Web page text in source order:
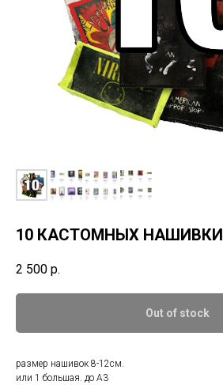
10 КАСТОМНЫХ НАШИВКИ
2 500 р.
Out of stock
размер нашивок 8-12см.
или 1 большая. до А3